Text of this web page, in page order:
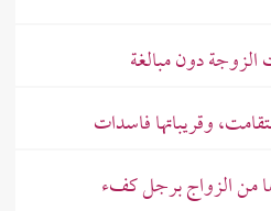
دون مبالغة
وقريباتها فاسدات
من الزواج برجل كفء